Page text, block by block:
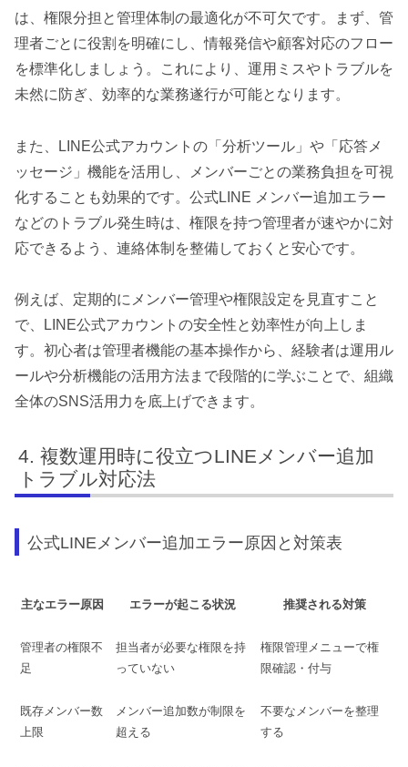
は、権限分担と管理体制の最適化が不可欠です。まず、管
理者ごとに役割を明確にし、情報発信や顧客対応のフロー
を標準化しましょう。これにより、運用ミスやトラブルを
未然に防ぎ、効率的な業務遂行が可能となります。
また、LINE公式アカウントの「分析ツール」や「応答メ
ッセージ」機能を活用し、メンバーごとの業務負担を可視
化することも効果的です。公式LINE メンバー追加エラー
などのトラブル発生時は、権限を持つ管理者が速やかに対
応できるよう、連絡体制を整備しておくと安心です。
例えば、定期的にメンバー管理や権限設定を見直すこと
で、LINE公式アカウントの安全性と効率性が向上しま
す。初心者は管理者機能の基本操作から、経験者は運用ル
ールや分析機能の活用方法まで段階的に学ぶことで、組織
全体のSNS活用力を底上げできます。
複数運用時に役立つLINEメンバー追加
トラブル対応法
公式LINEメンバー追加エラー原因と対策表
主なエラー原因 エラーが起こる状況 推奨される対策
管理者の権限不
足
担当者が必要な権限を持
っていない
権限管理メニューで権
限確認・付与
既存メンバー数
上限
メンバー追加数が制限を
超える
不要なメンバーを整理
する